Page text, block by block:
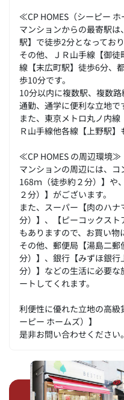
≪CP HOMES（シーピー
マンションからの最寄駅
駅】で徒歩2分となっており
その他、ＪＲ山手線【御
線【末広町駅】徒歩6分、
歩10分です。
10分以内に複数駅、複数路
通勤、通学に便利な立地で
また、東京メトロ丸ノ内
Ｒ山手線他各線【上野駅】
≪CP HOMES の周辺環境≫
マンションの周辺には、
168ｍ（徒歩約２分）】や
２分）】がございます。
また、スーパー【肉のハ
分）】、【ピーコックスト
もありますので、お買い物
その他、郵便局【湯島二
分）】、銀行【みずほ銀
分）】などの生活に必要
ートしてくれます。
利便性に優れた立地の高級
ーピー ホームズ）】
是非お問い合わせください。